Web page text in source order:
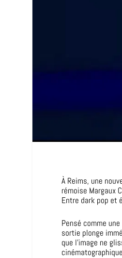
À Reims, une
rémoise Margaux
Entre dark pop et
Pensé comme
sortie plonge
que l’image ne